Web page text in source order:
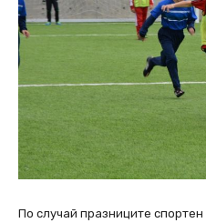
По случай празниците